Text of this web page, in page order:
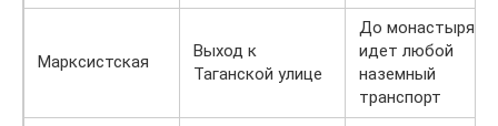
Марксистская
Выход к
Таганской улице
До монастыря
идет любой
наземный
транспорт